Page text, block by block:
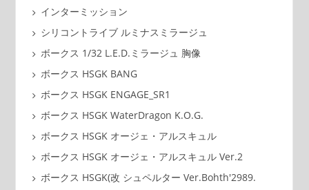
インターミッション
シリコントライブ ルミナスミラージュ
ボークス 1/32 L.E.D.ミラージュ 胸像
ボークス HSGK BANG
ボークス HSGK ENGAGE_SR1
ボークス HSGK WaterDragon K.O.G.
ボークス HSGK オージェ・アルスキュル
ボークス HSGK オージェ・アルスキュル Ver.2
ボークス HSGK(改 シュペルター Ver.Bohth'2989.